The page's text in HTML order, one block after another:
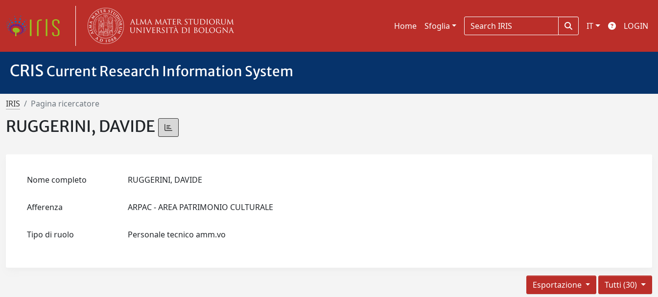
Home Sfoglia IT LOGIN
CRIS Current Research Information System
IRIS Pagina ricercatore
RUGGERINI, DAVIDE
Nome completo RUGGERINI, DAVIDE
Afferenza ARPAC - AREA PATRIMONIO CULTURALE
Tipo di ruolo Personale tecnico amm.vo
Tutti (30)
Esportazione